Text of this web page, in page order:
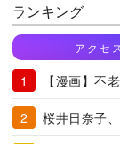
ランキング
アクセ
【漫画】不
桜井日奈子